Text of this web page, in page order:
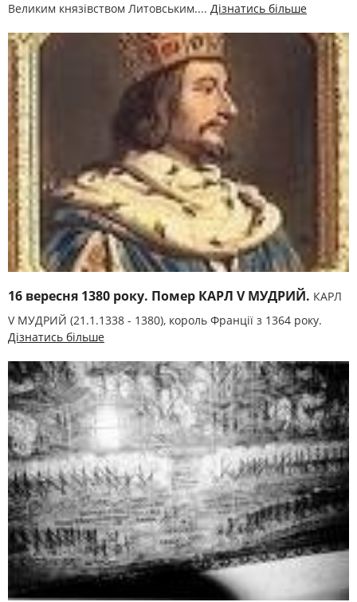
Великим князівством Литовським.... Дізнатись більше
16 вересня 1380 року. Помер КАРЛ V МУДРИЙ. КАРЛ
V МУДРИЙ (21.1.1338 - 1380), король Франції з 1364 року.
Дізнатись більше